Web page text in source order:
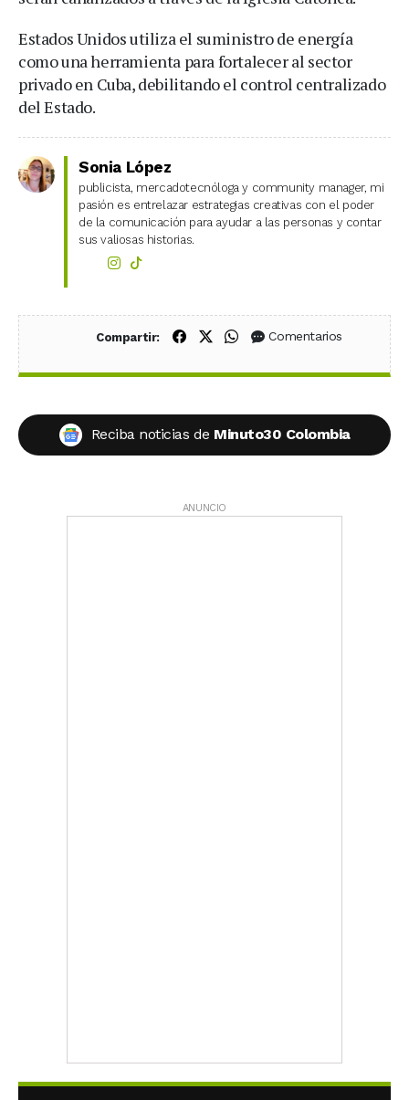
Estados Unidos utiliza el suministro de energía
como una herramienta para fortalecer al sector
privado en Cuba, debilitando el control centralizado
del Estado.
Sonia López
publicista, mercadotecnóloga y community manager, mi
pasión es entrelazar estrategias creativas con el poder
de la comunicación para ayudar a las personas y contar
sus valiosas historias.
Compartir: Compartir en Facebook
Compartir en X (Twitter)
Compartir en WhatsApp
Comentarios
Reciba noticias de Minuto30 Colombia
ANUNCIO